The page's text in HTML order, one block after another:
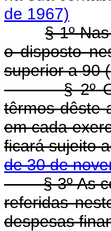
de 1967)
§ 1º
o disposto
superior a 90
§ 2º O
têrmos dêste
em cada
ficará sujeito
de 30 de
§ 3º As
referidas
despesas